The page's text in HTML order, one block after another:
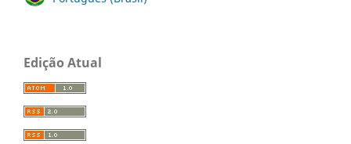
Edição Atual